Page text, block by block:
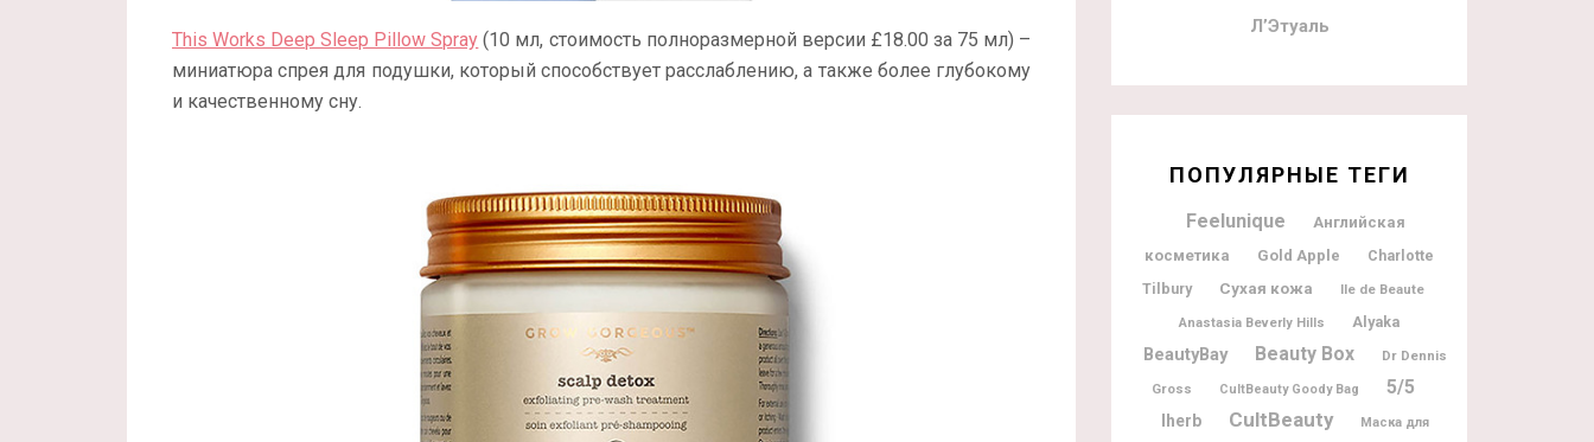
This Works Deep Sleep Pillow Spray (10 мл, стоимость полноразмерной версии £18.00 за 75 мл) –
миниатюра спрея для подушки, который способствует расслаблению, а также более глубокому
и качественному сну.
Л’Этуаль
ПОПУЛЯРНЫЕ ТЕГИ
Feelunique
Английская
косметика
Gold Apple
Charlotte
Tilbury
Сухая кожа Ile de Beaute
Anastasia Beverly Hills Alyaka
BeautyBay Beauty Box
Dr Dennis
Gross
CultBeauty Goody Bag 5/5
Iherb CultBeauty Маска для